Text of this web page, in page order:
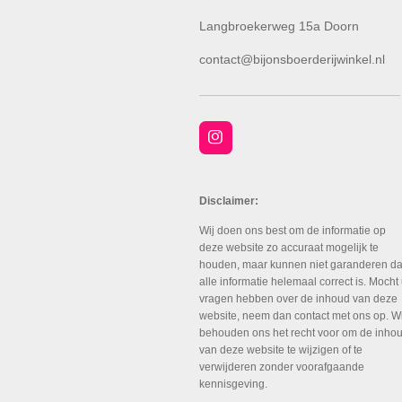
Langbroekerweg 15a Doorn
contact@bijonsboerderijwinkel.nl
I
n
a
r
a
m
Disclaimer:
Wij doen ons best om de informatie op
deze website zo accuraat mogelijk te
houden, maar kunnen niet garanderen
alle informatie helemaal correct is. Mocht
vragen hebben over de inhoud van deze
website, neem dan contact met ons op.
behouden ons het recht voor om de
van deze website te wijzigen of te
verwijderen zonder voorafgaande
kennisgeving.